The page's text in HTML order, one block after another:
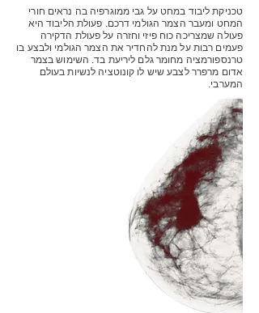
טכניקת ליבוד במחט על גבי ממוגרפיה בה נראים חורי
המחט ומעבר הצמר הגולמי דרכם. פעולת הליבוד היא
פעולה שמצריכה כוח פיזי וחזרה על פעולת הדקירה
פעמים רבות על מנת להחדיר את הצמר הגולמי ולבצע בו
טרנספורמציה מחומר גלם ליריעת בד. השימוש בצמר
אדום מרפרר לצבע שיש לו קונוטציה לנשיות בעולם
המערבי.